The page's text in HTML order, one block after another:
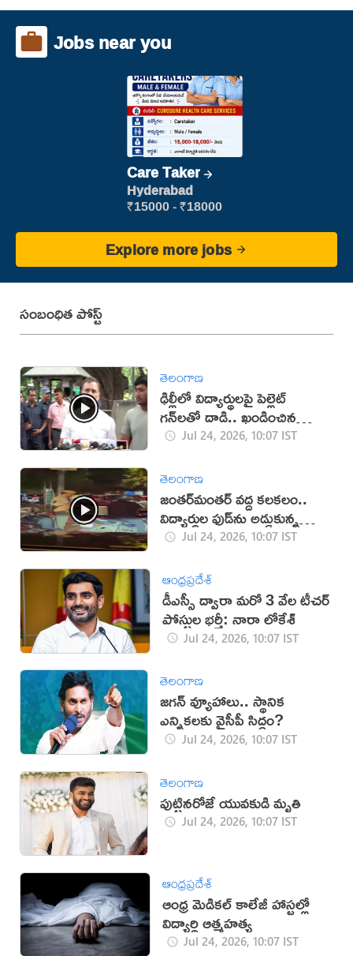
Jobs near you
Care Taker
Hyderabad
₹15000 - ₹18000
Explore more jobs
సంబంధిత పోస్ట్
తెలంగాణ
ఢిల్లీలో విద్యార్థులపై పెల్లెట్
గన్‌లతో దాడి.. ఖండించిన
రాహుల్ గాంధీ
Jul 24, 2026, 10:07 IST
తెలంగాణ
జంతర్‌మంతర్ వద్ద కలకలం..
విద్యార్థుల ఫుడ్‌ను అడ్డుకున్న
పోలీసులు!
Jul 24, 2026, 10:07 IST
ఆంధ్రప్రదేశ్
డీఎస్సీ ద్వారా మరో 3 వేల టీచర్‌
పోస్టుల భర్తీ: నారా లోకేశ్
Jul 24, 2026, 10:07 IST
తెలంగాణ
జగన్ వ్యూహాలు.. స్థానిక
ఎన్నికలకు వైసీపీ సిద్ధం?
Jul 24, 2026, 10:07 IST
తెలంగాణ
పుట్టినరోజే యువకుడి మృతి
Jul 24, 2026, 10:07 IST
ఆంధ్రప్రదేశ్
ఆంధ్ర మెడికల్ కాలేజీ హాస్టల్లో
విద్యార్థి ఆత్మహత్య
Jul 24, 2026, 10:07 IST